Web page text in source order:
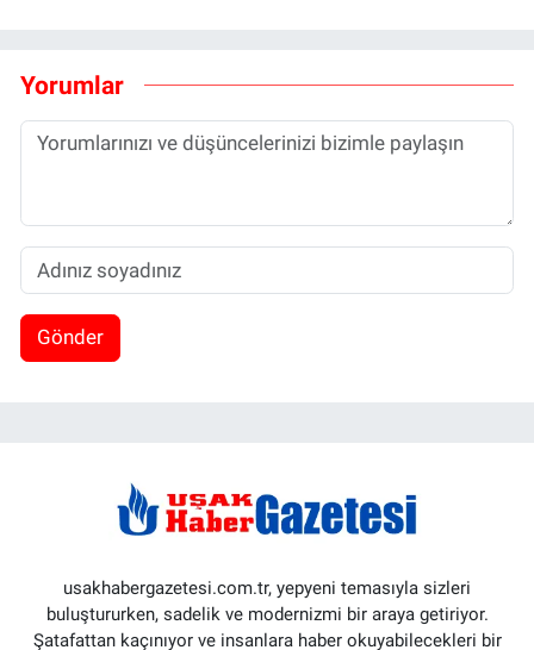
Yorumlar
Gönder
usakhabergazetesi.com.tr, yepyeni temasıyla sizleri
buluştururken, sadelik ve modernizmi bir araya getiriyor.
Şatafattan kaçınıyor ve insanlara haber okuyabilecekleri bir